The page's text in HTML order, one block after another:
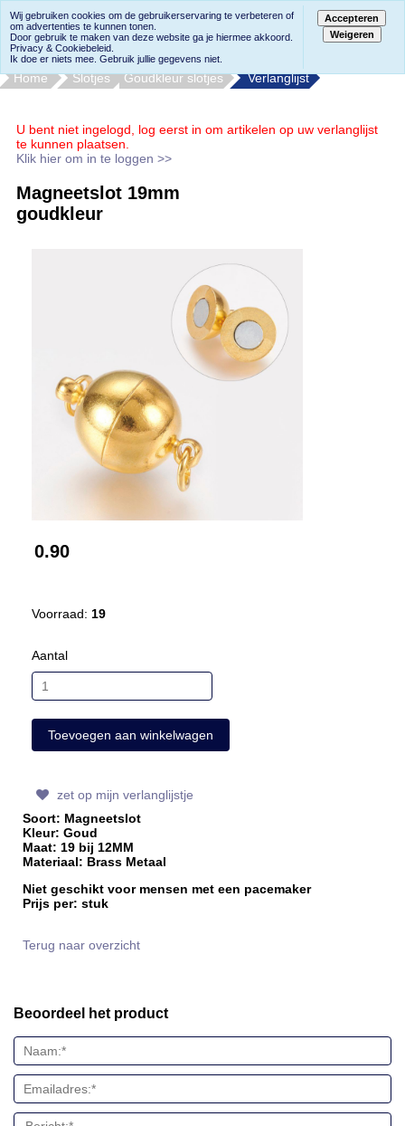
Home Slotjes Goudkleur slotjes Verlanglijst
U bent niet ingelogd, log eerst in om artikelen op uw verlanglijst
te kunnen plaatsen.
Klik hier om in te loggen >>
Magneetslot 19mm
goudkleur
0.90
Voorraad: 19
Aantal
zet op mijn verlanglijstje
Soort: Magneetslot
Kleur: Goud
Maat: 19 bij 12MM
Materiaal: Brass Metaal
Niet geschikt voor mensen met een pacemaker
Prijs per: stuk
Terug naar overzicht
Beoordeel het product
Wij gebruiken cookies om de gebruikerservaring te verbeteren of
om advertenties te kunnen tonen.
Door gebruik te maken van deze website ga je hiermee akkoord.
Privacy & Cookiebeleid.
Ik doe er niets mee. Gebruik jullie gegevens niet.
Accepteren
Weigeren